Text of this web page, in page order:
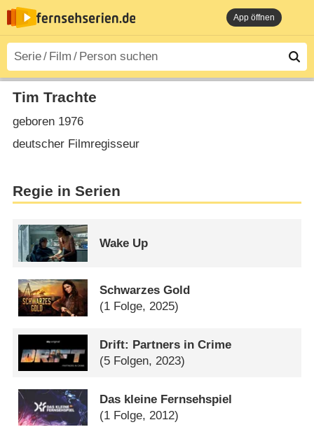
App öffnen
Tim Trachte
geboren 1976
deutscher Filmregisseur
Regie in Serien
Wake Up
Schwarzes Gold
(1 Folge, 2025)
Drift: Partners in Crime
(5 Folgen, 2023)
Das kleine Fernsehspiel
(1 Folge, 2012)